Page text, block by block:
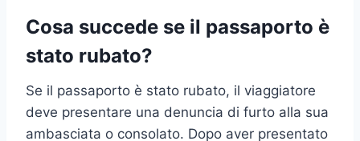
Cosa succede se il passaporto è
stato rubato?
Se il passaporto è stato rubato, il viaggiatore
deve presentare una denuncia di furto alla sua
ambasciata o consolato. Dopo aver presentato